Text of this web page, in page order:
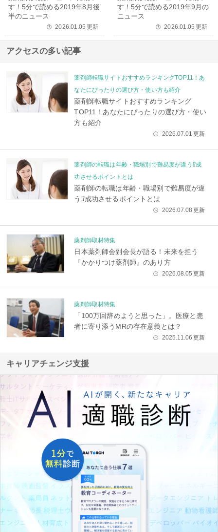
す！5分で読める2019年8月後
半のニュース
🕒 2026.01.05 更新
す！5分で読める2019年9月の
ニュース
🕒 2026.01.05 更新
アクセスの多い記事
薬剤師転職サイトおすすめランキングTOP11！あ
なたにぴったりの選び方・使い方も紹介
薬剤師転職サイトおすすめランキング
TOP11！あなたにぴったりの選び方・使い
方も紹介
🕒 2026.07.01 更新
薬剤師の転職は年齢・職場別で難易度が違う⁉成
功させるポイントとは
薬剤師の転職は年齢・職場別で難易度が違
う⁉成功させるポイントとは
🕒 2026.07.08 更新
薬剤師取材特集
日本薬剤師会副会長が語る！未来を担う
『かかりつけ薬剤師』のあり方
🕒 2026.08.05 更新
薬剤師取材特集
「100万回辞めようと思った」。医療と患
者に寄り添うMRの存在意義とは？
🕒 2025.11.06 更新
キャリアチェンジ支援